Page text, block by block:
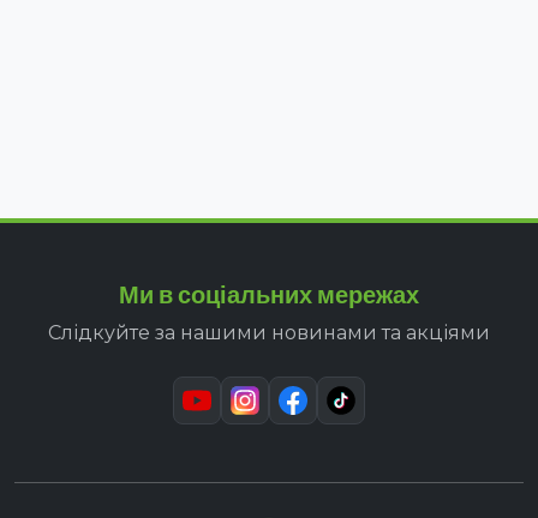
Ми в соціальних мережах
Слідкуйте за нашими новинами та акціями